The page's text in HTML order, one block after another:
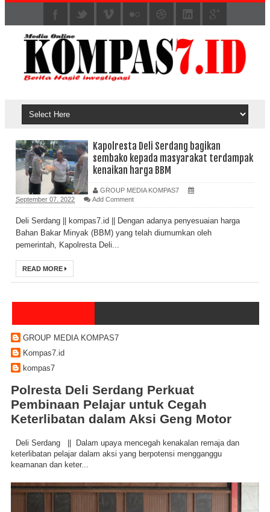
Kapolresta Deli Serdang bagikan
sembako kepada masyarakat terdampak
kenaikan harga BBM
GROUP MEDIA KOMPAS7
September 07, 2022
Add Comment
Deli Serdang || kompas7.id || Dengan adanya penyesuaian harga
Bahan Bakar Minyak (BBM) yang telah diumumkan oleh
pemerintah, Kapolresta Deli...
READ MORE
GROUP MEDIA KOMPAS7
Kompas7.id
kompas7
Polresta Deli Serdang Perkuat
Pembinaan Pelajar untuk Cegah
Keterlibatan dalam Aksi Geng Motor
Deli Serdang || Dalam upaya mencegah kenakalan remaja dan
keterlibatan pelajar dalam aksi yang berpotensi mengganggu
keamanan dan keter...